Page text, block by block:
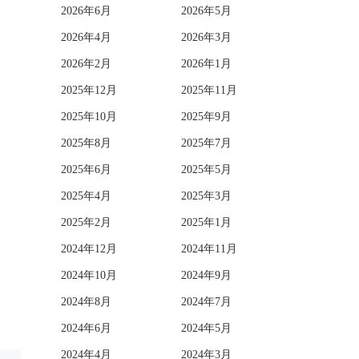
2026年6月 2026年5月
2026年4月 2026年3月
2026年2月 2026年1月
2025年12月 2025年11月
2025年10月 2025年9月
2025年8月 2025年7月
2025年6月 2025年5月
2025年4月 2025年3月
2025年2月 2025年1月
2024年12月 2024年11月
2024年10月 2024年9月
2024年8月 2024年7月
2024年6月 2024年5月
2024年4月 2024年3月